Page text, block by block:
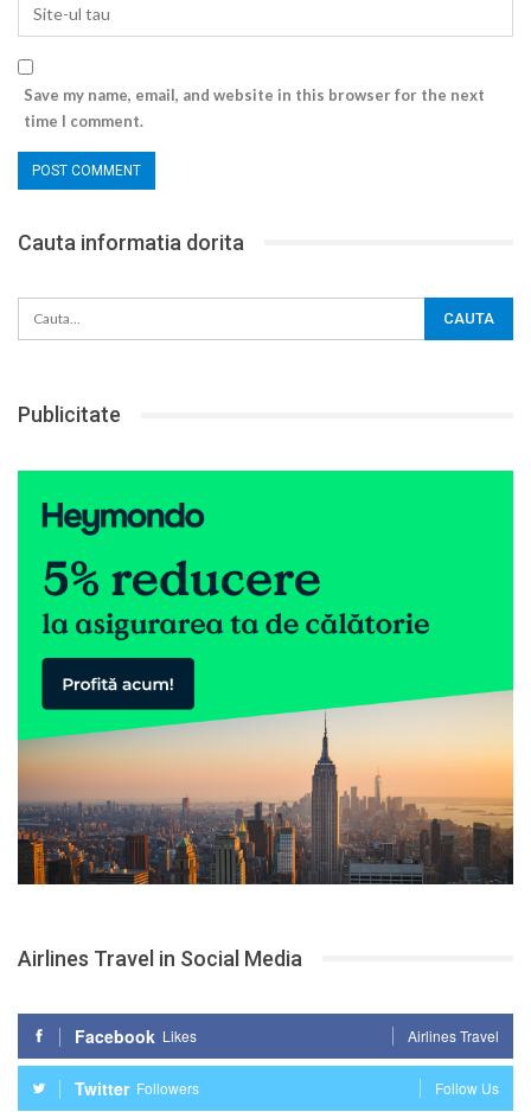
Save my name, email, and website in this browser for the next
time I comment.
Cauta informatia dorita
Publicitate
Airlines Travel in Social Media
Facebook Likes Airlines Travel
Twitter Followers Follow Us